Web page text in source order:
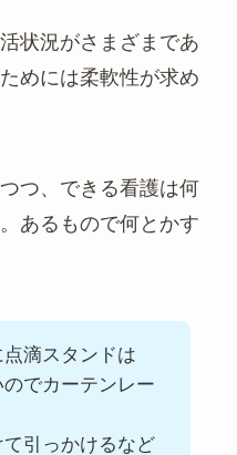
状況がさまざまであ
めには柔軟性が求め
つ、できる看護は何
あるもので何とかす
滴スタンドは
でカーテンレー
引っかけるなど